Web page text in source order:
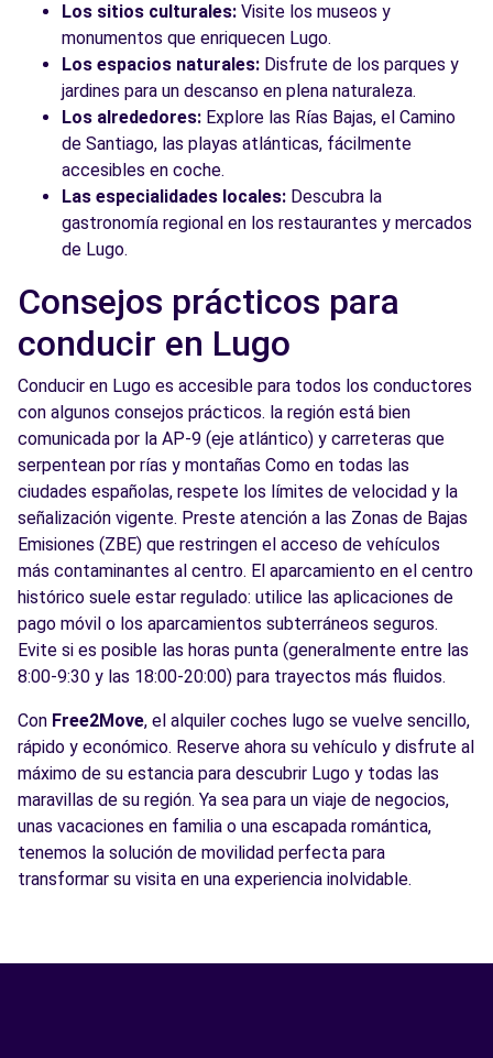
Los sitios culturales: Visite los museos y
monumentos que enriquecen Lugo.
Los espacios naturales: Disfrute de los parques y
jardines para un descanso en plena naturaleza.
Los alrededores: Explore las Rías Bajas, el Camino
de Santiago, las playas atlánticas, fácilmente
accesibles en coche.
Las especialidades locales: Descubra la
gastronomía regional en los restaurantes y mercados
de Lugo.
Consejos prácticos para
conducir en Lugo
Conducir en Lugo es accesible para todos los conductores
con algunos consejos prácticos. la región está bien
comunicada por la AP-9 (eje atlántico) y carreteras que
serpentean por rías y montañas Como en todas las
ciudades españolas, respete los límites de velocidad y la
señalización vigente. Preste atención a las Zonas de Bajas
Emisiones (ZBE) que restringen el acceso de vehículos
más contaminantes al centro. El aparcamiento en el centro
histórico suele estar regulado: utilice las aplicaciones de
pago móvil o los aparcamientos subterráneos seguros.
Evite si es posible las horas punta (generalmente entre las
8:00-9:30 y las 18:00-20:00) para trayectos más fluidos.
Con Free2Move, el alquiler coches lugo se vuelve sencillo,
rápido y económico. Reserve ahora su vehículo y disfrute al
máximo de su estancia para descubrir Lugo y todas las
maravillas de su región. Ya sea para un viaje de negocios,
unas vacaciones en familia o una escapada romántica,
tenemos la solución de movilidad perfecta para
transformar su visita en una experiencia inolvidable.